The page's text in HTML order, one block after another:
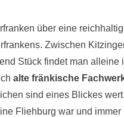
über eine
Zwischen
Stück findet man
alte fränkische
sind eines Blickes
Fliehburg war und